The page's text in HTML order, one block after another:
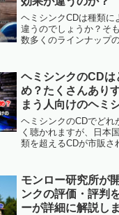
ヘミシンクCDは種類に
違うのでしょうか？そ
数多くのラインナップ
て詳しく説明していき
考にしてみてください
ヘミシンクのCDは
め？たくさんあり
まう人向けのヘミ
ド
ヘミシンクのCDでどれ
く聴かれますが、日本
類を超えるCDが市販さ
す。今回はヘミシンク
ぶ際のコツをお伝えし
モンロー研究所が
ンクの評価・評判
ーが詳細に解説しま